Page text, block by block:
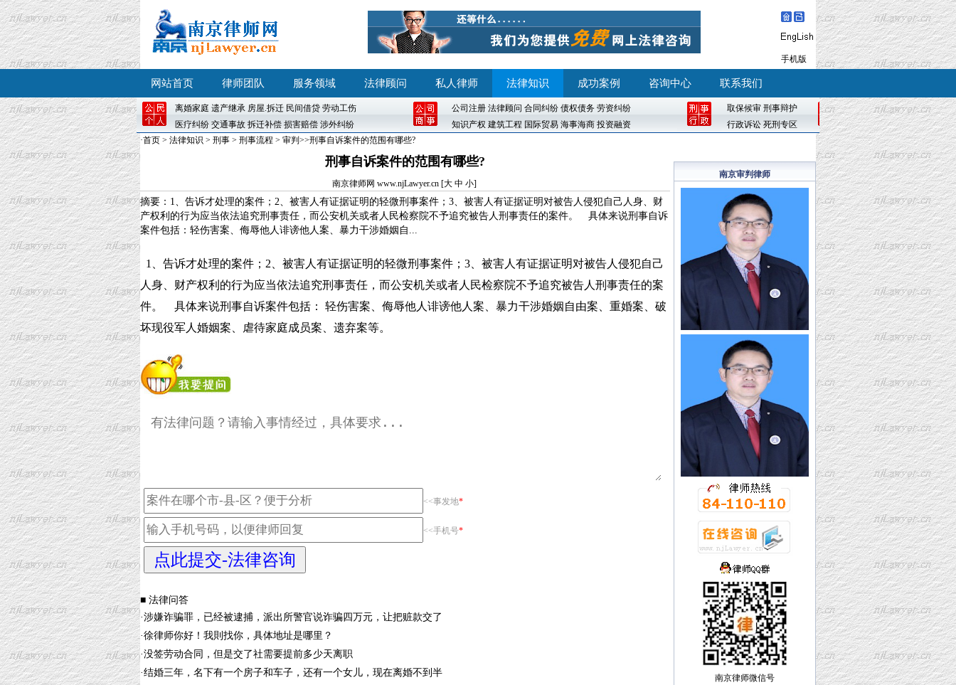
手机版
网站首页 律师团队 服务领域 法律顾问 私人律师 法律知识 成功案例 咨询中心 联系我们
离婚家庭 遗产继承 房屋.拆迁 民间借贷 劳动工伤 公司注册 法律顾问 合同纠纷 债权债务 劳资纠纷 取保候审 刑事辩护
医疗纠纷 交通事故 拆迁补偿 损害赔偿 涉外纠纷 知识产权 建筑工程 国际贸易 海事海商 投资融资 行政诉讼 死刑专区
·首页 > 法律知识 > 刑事 > 刑事流程 > 审判 >>刑事自诉案件的范围有哪些?
刑事自诉案件的范围有哪些?
南京律师网 www.njLawyer.cn [大 中 小]
摘要：1、告诉才处理的案件；2、被害人有证据证明的轻微刑事案件；3、被害人有证据证明对被告人侵犯自己人身、财
产权利的行为应当依法追究刑事责任，而公安机关或者人民检察院不予追究被告人刑事责任的案件。 具体来说刑事自诉
案件包括：轻伤害案、侮辱他人诽谤他人案、暴力干涉婚姻自...
1、告诉才处理的案件；2、被害人有证据证明的轻微刑事案件；3、被害人有证据证明对被告人侵犯自己
人身、财产权利的行为应当依法追究刑事责任，而公安机关或者人民检察院不予追究被告人刑事责任的案
件。 具体来说刑事自诉案件包括： 轻伤害案、侮辱他人诽谤他人案、暴力干涉婚姻自由案、重婚案、破
坏现役军人婚姻案、虐待家庭成员案、遗弃案等。
<<事发地*
<<手机号*
■ 法律问答
·涉嫌诈骗罪，已经被逮捕，派出所警官说诈骗四万元，让把赃款交了
·徐律师你好！我則找你，具体地址是哪里？
·没签劳动合同，但是交了社需要提前多少天离职
·结婚三年，名下有一个房子和车子，还有一个女儿，现在离婚不到半
南京审判律师
南京律师微信号